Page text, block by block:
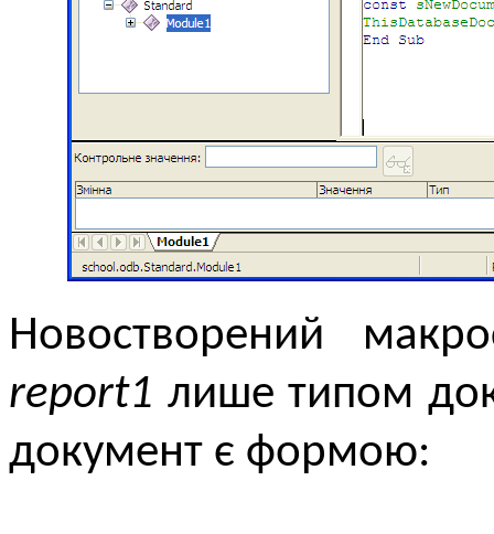
Новостворений
report1 лише типом
документ є формою: